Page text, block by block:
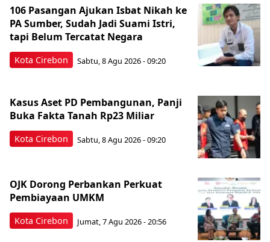
Kota Cirebon
106 Pasangan Ajukan Isbat Nikah ke
PA Sumber, Sudah Jadi Suami Istri,
tapi Belum Tercatat Negara
Sabtu, 8 Agu 2026 - 09:20
Kota Cirebon
Kasus Aset PD Pembangunan, Panji
Buka Fakta Tanah Rp23 Miliar
Sabtu, 8 Agu 2026 - 09:20
Kota Cirebon
OJK Dorong Perbankan Perkuat
Pembiayaan UMKM
Jumat, 7 Agu 2026 - 20:56